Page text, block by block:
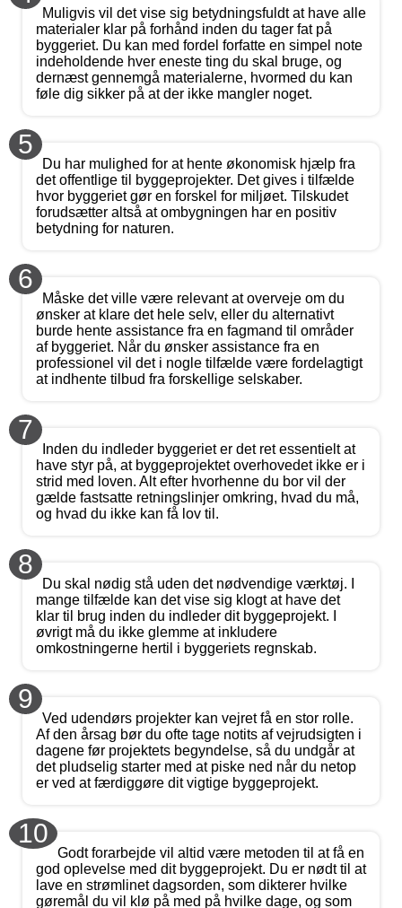
Muligvis vil det vise sig betydningsfuldt at have alle
materialer klar på forhånd inden du tager fat på
byggeriet. Du kan med fordel forfatte en simpel note
indeholdende hver eneste ting du skal bruge, og
dernæst gennemgå materialerne, hvormed du kan
føle dig sikker på at der ikke mangler noget.
5
Du har mulighed for at hente økonomisk hjælp fra
det offentlige til byggeprojekter. Det gives i tilfælde
hvor byggeriet gør en forskel for miljøet. Tilskudet
forudsætter altså at ombygningen har en positiv
betydning for naturen.
6
Måske det ville være relevant at overveje om du
ønsker at klare det hele selv, eller du alternativt
burde hente assistance fra en fagmand til områder
af byggeriet. Når du ønsker assistance fra en
professionel vil det i nogle tilfælde være fordelagtigt
at indhente tilbud fra forskellige selskaber.
7
Inden du indleder byggeriet er det ret essentielt at
have styr på, at byggeprojektet overhovedet ikke er i
strid med loven. Alt efter hvorhenne du bor vil der
gælde fastsatte retningslinjer omkring, hvad du må,
og hvad du ikke kan få lov til.
8
Du skal nødig stå uden det nødvendige værktøj. I
mange tilfælde kan det vise sig klogt at have det
klar til brug inden du indleder dit byggeprojekt. I
øvrigt må du ikke glemme at inkludere
omkostningerne hertil i byggeriets regnskab.
9
Ved udendørs projekter kan vejret få en stor rolle.
Af den årsag bør du ofte tage notits af vejrudsigten i
dagene før projektets begyndelse, så du undgår at
det pludselig starter med at piske ned når du netop
er ved at færdiggøre dit vigtige byggeprojekt.
10
Godt forarbejde vil altid være metoden til at få en
god oplevelse med dit byggeprojekt. Du er nødt til at
lave en strømlinet dagsorden, som dikterer hvilke
gøremål du vil klø på med på hvilke dage, og som